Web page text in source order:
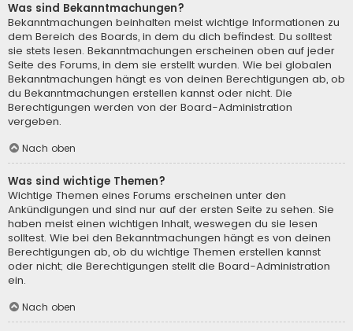
Was sind Bekanntmachungen?
Bekanntmachungen beinhalten meist wichtige Informationen zu
dem Bereich des Boards, in dem du dich befindest. Du solltest
sie stets lesen. Bekanntmachungen erscheinen oben auf jeder
Seite des Forums, in dem sie erstellt wurden. Wie bei globalen
Bekanntmachungen hängt es von deinen Berechtigungen ab, ob
du Bekanntmachungen erstellen kannst oder nicht. Die
Berechtigungen werden von der Board-Administration
vergeben.
Nach oben
Was sind wichtige Themen?
Wichtige Themen eines Forums erscheinen unter den
Ankündigungen und sind nur auf der ersten Seite zu sehen. Sie
haben meist einen wichtigen Inhalt, weswegen du sie lesen
solltest. Wie bei den Bekanntmachungen hängt es von deinen
Berechtigungen ab, ob du wichtige Themen erstellen kannst
oder nicht; die Berechtigungen stellt die Board-Administration
ein.
Nach oben